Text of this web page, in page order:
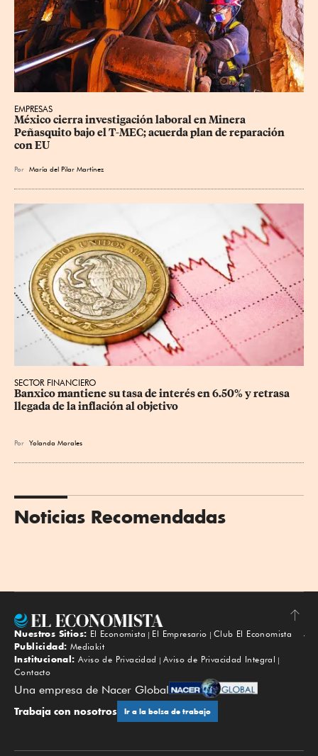
EMPRESAS
México cierra investigación laboral en Minera
Peñasquito bajo el T-MEC; acuerda plan de reparación
con EU
Por María del Pilar Martínez
SECTOR FINANCIERO
Banxico mantiene su tasa de interés en 6.50% y retrasa
llegada de la inflación al objetivo
Por Yolanda Morales
Noticias Recomendadas
Subir
Nuestros Sitios: El Economista El Empresario
Club El Economista
Publicidad: Mediakit
Institucional: Aviso de Privacidad
Aviso de Privacidad Integral
Contacto
Una empresa de Nacer Global
Trabaja con nosotros Ir a la bolsa de trabajo